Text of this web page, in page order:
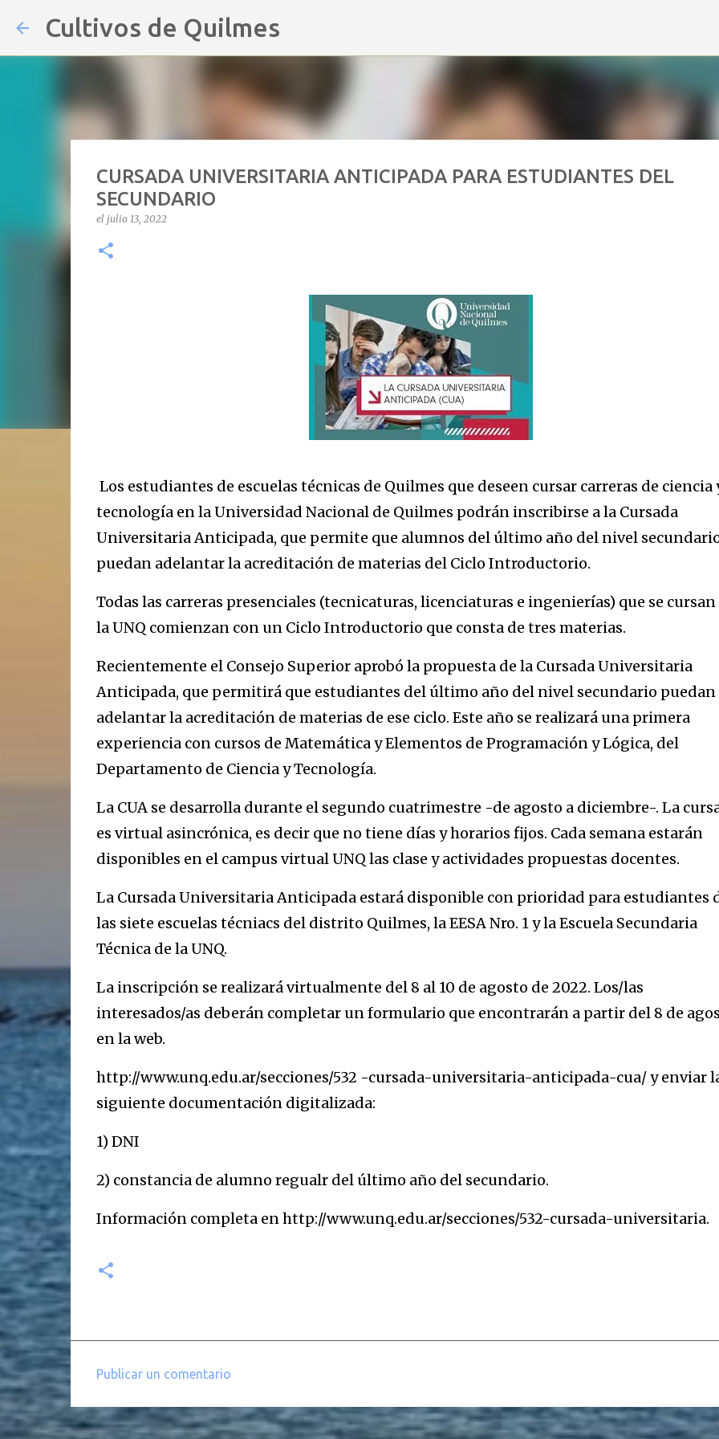
Cultivos de Quilmes
CURSADA UNIVERSITARIA ANTICIPADA PARA ESTUDIANTES DEL
SECUNDARIO
el julio 13, 2022
Los estudiantes de escuelas técnicas de Quilmes que deseen cursar carreras de ciencia
tecnología en la Universidad Nacional de Quilmes podrán inscribirse a la Cursada
Universitaria Anticipada, que permite que alumnos del último año del nivel
puedan adelantar la acreditación de materias del Ciclo Introductorio.
Todas las carreras presenciales (tecnicaturas, licenciaturas e ingenierías) que se cursan
la UNQ comienzan con un Ciclo Introductorio que consta de tres materias.
Recientemente el Consejo Superior aprobó la propuesta de la Cursada Universitaria
Anticipada, que permitirá que estudiantes del último año del nivel secundario puedan
adelantar la acreditación de materias de ese ciclo. Este año se realizará una primera
experiencia con cursos de Matemática y Elementos de Programación y Lógica, del
Departamento de Ciencia y Tecnología.
La CUA se desarrolla durante el segundo cuatrimestre -de agosto a diciembre-. La
es virtual asincrónica, es decir que no tiene días y horarios fijos. Cada semana estarán
disponibles en el campus virtual UNQ las clase y actividades propuestas docentes.
La Cursada Universitaria Anticipada estará disponible con prioridad para estudiantes
las siete escuelas técniacs del distrito Quilmes, la EESA Nro. 1 y la Escuela Secundaria
Técnica de la UNQ.
La inscripción se realizará virtualmente del 8 al 10 de agosto de 2022. Los/las
interesados/as deberán completar un formulario que encontrarán a partir del 8 de
en la web.
http://www.unq.edu.ar/secciones/532 -cursada-universitaria-anticipada-cua/ y enviar
siguiente documentación digitalizada:
1) DNI
2) constancia de alumno regualr del último año del secundario.
Información completa en http://www.unq.edu.ar/secciones/532-cursada-universitaria.
o
Publicar un comentario